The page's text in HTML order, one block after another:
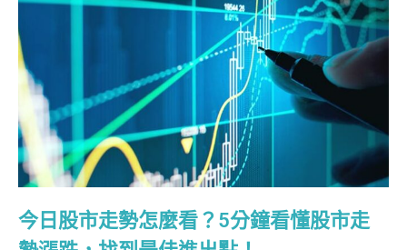
今日股市走勢怎麼看？5分鐘看懂股市走